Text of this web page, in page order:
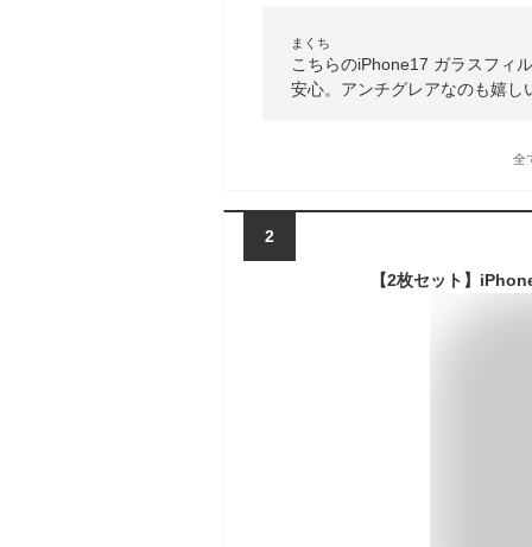
まくち
こちらのiPhone17 ガラスフィ
安心。アンチグレアなのも嬉し
全
2